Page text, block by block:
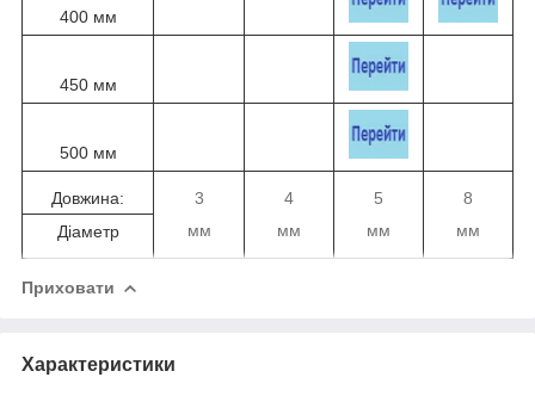
400 мм
450 мм
500 мм
Довжина:
3
мм
4
мм
5
мм
8
мм
Діаметр
Приховати
Характеристики